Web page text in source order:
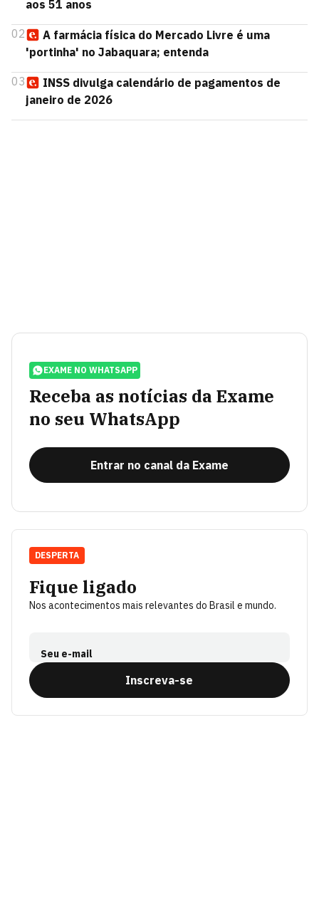
aos 51 anos
02
A farmácia física do Mercado Livre é uma
'portinha' no Jabaquara; entenda
03
INSS divulga calendário de pagamentos de
janeiro de 2026
EXAME NO WHATSAPP
Receba as notícias da Exame
no seu WhatsApp
Entrar no canal da Exame
Fique ligado
Nos acontecimentos mais relevantes do Brasil e mundo.
Seu e-mail
Inscreva-se
DESPERTA